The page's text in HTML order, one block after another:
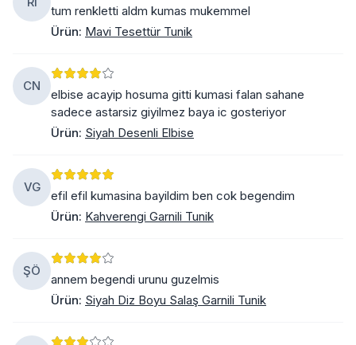
tum renkletti aldm kumas mukemmel
Ürün: Mavi Tesettür Tunik
CN
elbise acayip hosuma gitti kumasi falan sahane
sadece astarsiz giyilmez baya ic gosteriyor
Ürün: Siyah Desenli Elbise
VG
efil efil kumasina bayildim ben cok begendim
Ürün: Kahverengi Garnili Tunik
ŞÖ
annem begendi urunu guzelmis
Ürün: Siyah Diz Boyu Salaş Garnili Tunik